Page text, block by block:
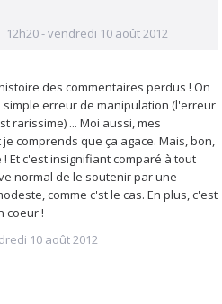
12h20-vendredi 10 août 2012
des commentaires perdus ! On
erreur de manipulation (l'erreur
rarissime) ... Moi aussi, mes
comprends que ça agace. Mais, bon,
Et c'est insignifiant comparé à tout
normal de le soutenir par une
comme c'st le cas. En plus, c'est
coeur !
10 août 2012